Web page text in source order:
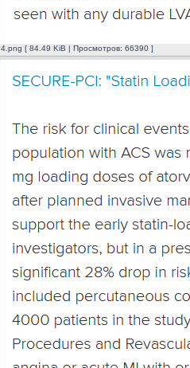
4.png [ 84.49 KiB | Просмотров: 66390 ]